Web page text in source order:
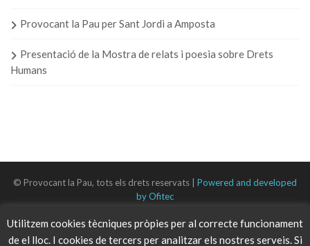
Provocant la Pau per Sant Jordi a Amposta
Presentació de la Mostra de relats i poesia sobre Drets
Humans
© Provocant la Pau, tots els drets reservats | Powered and developed
by Ofitec
Utilitzem cookies tècniques pròpies per al correcte funcionament
de el lloc. I cookies de tercers per analitzar els nostres serveis. Si